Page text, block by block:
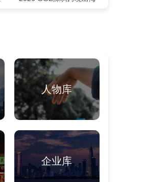
人物库
企业库